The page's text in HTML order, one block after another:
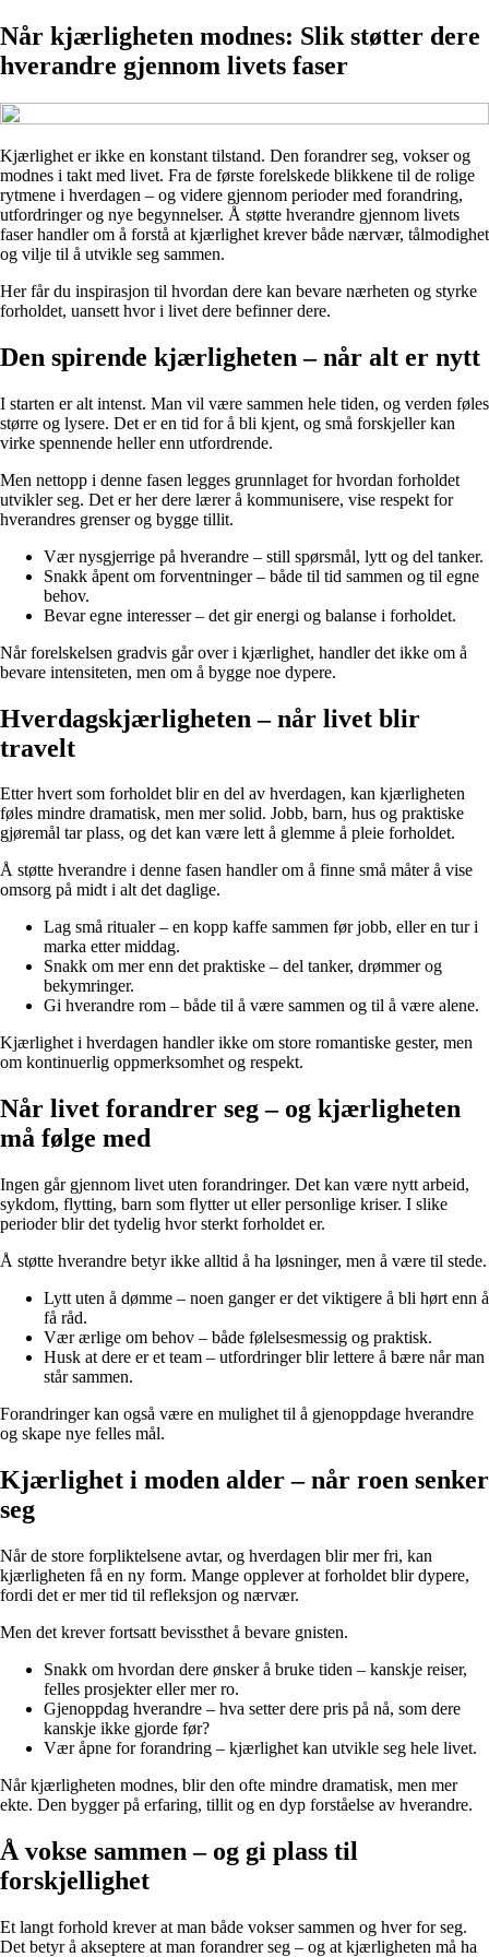
Når kjærligheten modnes: Slik støtter dere
hverandre gjennom livets faser
Kjærlighet er ikke en konstant tilstand. Den forandrer seg, vokser og
modnes i takt med livet. Fra de første forelskede blikkene til de rolige
rytmene i hverdagen – og videre gjennom perioder med forandring,
utfordringer og nye begynnelser. Å støtte hverandre gjennom livets
faser handler om å forstå at kjærlighet krever både nærvær, tålmodighet
og vilje til å utvikle seg sammen.
Her får du inspirasjon til hvordan dere kan bevare nærheten og styrke
forholdet, uansett hvor i livet dere befinner dere.
Den spirende kjærligheten – når alt er nytt
I starten er alt intenst. Man vil være sammen hele tiden, og verden føles
større og lysere. Det er en tid for å bli kjent, og små forskjeller kan
virke spennende heller enn utfordrende.
Men nettopp i denne fasen legges grunnlaget for hvordan forholdet
utvikler seg. Det er her dere lærer å kommunisere, vise respekt for
hverandres grenser og bygge tillit.
Vær nysgjerrige på hverandre – still spørsmål, lytt og del tanker.
Snakk åpent om forventninger – både til tid sammen og til egne
behov.
Bevar egne interesser – det gir energi og balanse i forholdet.
Når forelskelsen gradvis går over i kjærlighet, handler det ikke om å
bevare intensiteten, men om å bygge noe dypere.
Hverdagskjærligheten – når livet blir
travelt
Etter hvert som forholdet blir en del av hverdagen, kan kjærligheten
føles mindre dramatisk, men mer solid. Jobb, barn, hus og praktiske
gjøremål tar plass, og det kan være lett å glemme å pleie forholdet.
Å støtte hverandre i denne fasen handler om å finne små måter å vise
omsorg på midt i alt det daglige.
Lag små ritualer – en kopp kaffe sammen før jobb, eller en tur i
marka etter middag.
Snakk om mer enn det praktiske – del tanker, drømmer og
bekymringer.
Gi hverandre rom – både til å være sammen og til å være alene.
Kjærlighet i hverdagen handler ikke om store romantiske gester, men
om kontinuerlig oppmerksomhet og respekt.
Når livet forandrer seg – og kjærligheten
må følge med
Ingen går gjennom livet uten forandringer. Det kan være nytt arbeid,
sykdom, flytting, barn som flytter ut eller personlige kriser. I slike
perioder blir det tydelig hvor sterkt forholdet er.
Å støtte hverandre betyr ikke alltid å ha løsninger, men å være til stede.
Lytt uten å dømme – noen ganger er det viktigere å bli hørt enn å
få råd.
Vær ærlige om behov – både følelsesmessig og praktisk.
Husk at dere er et team – utfordringer blir lettere å bære når man
står sammen.
Forandringer kan også være en mulighet til å gjenoppdage hverandre
og skape nye felles mål.
Kjærlighet i moden alder – når roen senker
seg
Når de store forpliktelsene avtar, og hverdagen blir mer fri, kan
kjærligheten få en ny form. Mange opplever at forholdet blir dypere,
fordi det er mer tid til refleksjon og nærvær.
Men det krever fortsatt bevissthet å bevare gnisten.
Snakk om hvordan dere ønsker å bruke tiden – kanskje reiser,
felles prosjekter eller mer ro.
Gjenoppdag hverandre – hva setter dere pris på nå, som dere
kanskje ikke gjorde før?
Vær åpne for forandring – kjærlighet kan utvikle seg hele livet.
Når kjærligheten modnes, blir den ofte mindre dramatisk, men mer
ekte. Den bygger på erfaring, tillit og en dyp forståelse av hverandre.
Å vokse sammen – og gi plass til
forskjellighet
Et langt forhold krever at man både vokser sammen og hver for seg.
Det betyr å akseptere at man forandrer seg – og at kjærligheten må ha